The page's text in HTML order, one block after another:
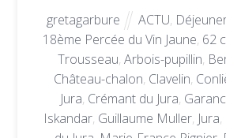
gretagarbure ACTU,
18ème Percée du Vin Jaune, 62
Trousseau, Arbois-pupillin,
Château-chalon, Clavelin,
Jura, Crémant du Jura,
Iskandar, Guillaume Muller, Jura,